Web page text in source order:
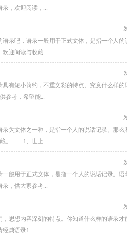
录，欢迎阅读，...
录吧，语录一般用于正式文体，是指一个人的
欢迎阅读与收藏...
有短小简约，不重文彩的特点。究竟什么样的
参考，希望能...
为文体之一种，是指一个人的说话记录。那么
藏。 1、世上...
般用于正式文体，是指一个人的说话记录。语
录，供大家参考...
思想内容深刻的特点。你知道什么样的语录才
情经典语录1 ...